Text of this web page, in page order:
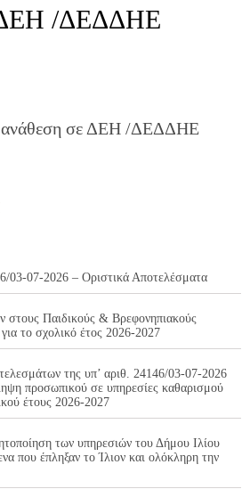
ΔΕΗ /ΔΕΔΔΗΕ
ανάθεση σε ΔΕΗ /ΔΕΔΔΗΕ
03-07-2026 – Οριστικά Αποτελέσματα
στους Παιδικούς & Βρεφονηπιακούς
το σχολικό έτος 2026-2027
της υπ’ αριθ. 24146/03-07-2026
προσωπικού σε υπηρεσίες καθαρισμού
έτους 2026-2027
των υπηρεσιών του Δήμου Ιλίου
που έπληξαν το Ίλιον και ολόκληρη την